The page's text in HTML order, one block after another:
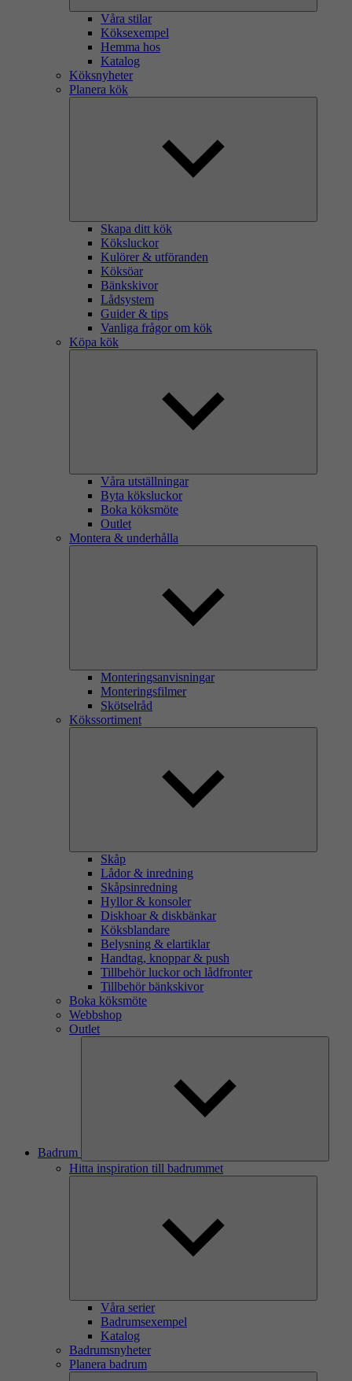
Våra stilar
Köksexempel
Hemma hos
Katalog
Köksnyheter
Planera kök
Skapa ditt kök
Köksluckor
Kulörer & utföranden
Köksöar
Bänkskivor
Lådsystem
Guider & tips
Vanliga frågor om kök
Köpa kök
Våra utställningar
Byta köksluckor
Boka köksmöte
Outlet
Montera & underhålla
Monteringsanvisningar
Monteringsfilmer
Skötselråd
Kökssortiment
Skåp
Lådor & inredning
Skåpsinredning
Hyllor & konsoler
Diskhoar & diskbänkar
Köksblandare
Belysning & elartiklar
Handtag, knoppar & push
Tillbehör luckor och lådfronter
Tillbehör bänkskivor
Boka köksmöte
Webbshop
Outlet
Badrum
Hitta inspiration till badrummet
Våra serier
Badrumsexempel
Katalog
Badrumsnyheter
Planera badrum